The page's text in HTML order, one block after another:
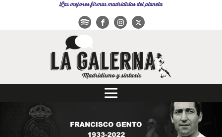
Las mejores firmas madridistas del planeta